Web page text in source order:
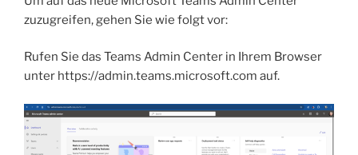
zuzugreifen, gehen Sie wie folgt vor:
Rufen Sie das Teams Admin Center in Ihrem Browser
unter https://admin.teams.microsoft.com auf.